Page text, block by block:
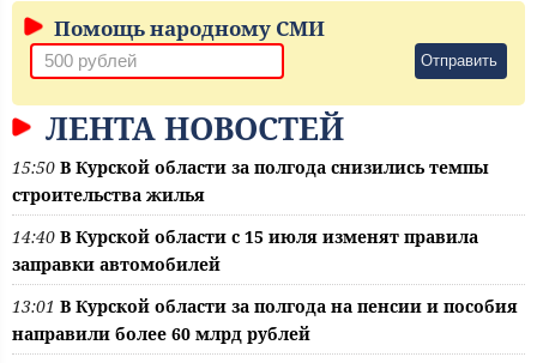
Помощь народному СМИ
Отправить
ЛЕНТА НОВОСТЕЙ
15:50 В Курской области за полгода снизились темпы
строительства жилья
14:40 В Курской области с 15 июля изменят правила
заправки автомобилей
13:01 В Курской области за полгода на пенсии и пособия
направили более 60 млрд рублей